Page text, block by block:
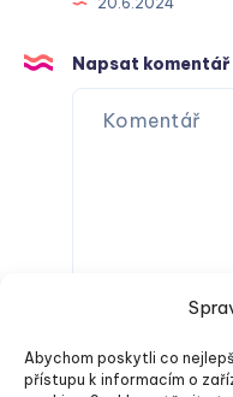
Abychom poskytli co
přístupu k informacím o
Napsat komentář